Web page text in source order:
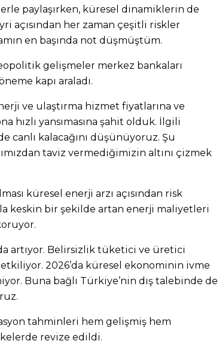
paylaşırken, küresel dinamiklerin de
açısından her zaman çeşitli riskler
en başında not düşmüştüm.
gelişmeler merkez bankaları
kapı araladı.
ve ulaştırma hizmet fiyatlarına ve
hızlı yansımasına şahit olduk. İlgili
canlı kalacağını düşünüyoruz. Şu
taviz vermediğimizin altını çizmek
küresel enerji arzı açısından risk
keskin bir şekilde artan enerji maliyetleri
artıyor. Belirsizlik tüketici ve üretici
2026’da küresel ekonominin ivme
Buna bağlı Türkiye’nin dış talebinde de
tahminleri hem gelişmiş hem
revize edildi.